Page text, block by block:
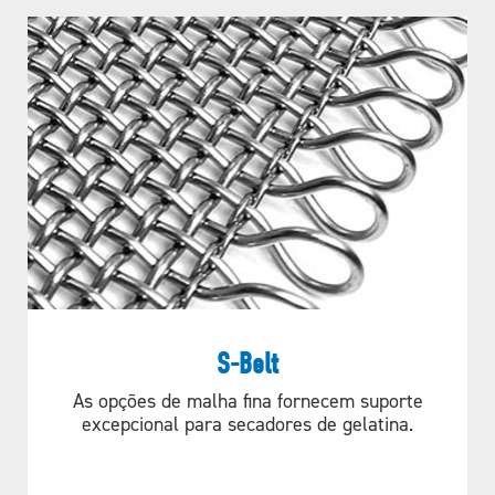
DIREÇÃO
CONDUÇÃO RETA
APLICAÇÕES
Rodas dentadas
NECESSIDADES DO SEU
PROJETO?
VAMOS COMEÇAR!
SOLICITE UM ORÇAMENTO
S-Belt
As opções de malha fina fornecem suporte
excepcional para secadores de gelatina.